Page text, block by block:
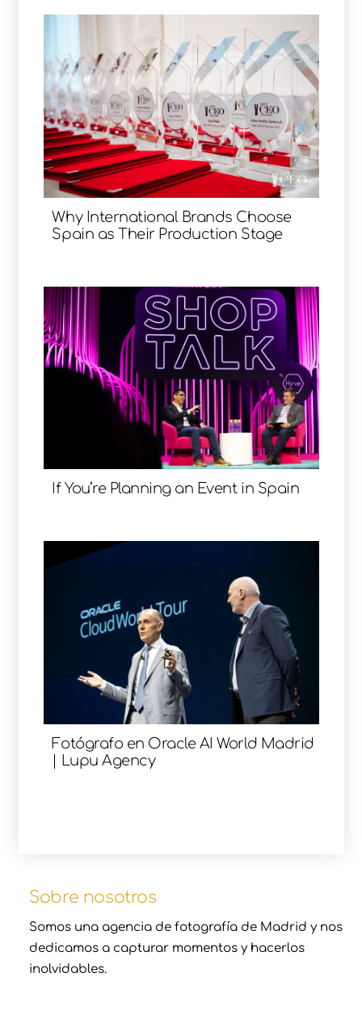
Why International Brands Choose
Spain as Their Production Stage
If You’re Planning an Event in Spain
Fotógrafo en Oracle AI World Madrid
| Lupu Agency
Sobre nosotros
Somos una agencia de fotografía de Madrid y nos
dedicamos a capturar momentos y hacerlos
inolvidables.